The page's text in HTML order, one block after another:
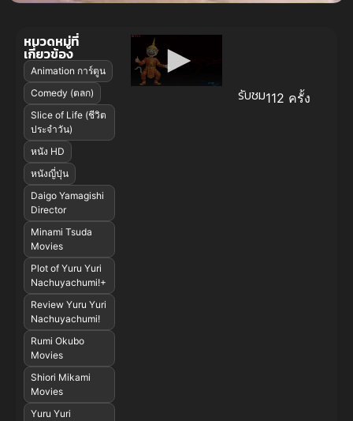
รับชม112 ครั้ง
หมวดหมู่ที่
เกี่ยวข้อง
Animation การ์ตูน
Comedy (ตลก)
Slice of Life (ชีวิต
ประจำวัน)
หนัง HD
หนังญี่ปุ่น
Daigo Yamagishi
Director
Minami Tsuda
Movies
Plot of Yuru Yuri
Nachuyachumi!+
Review Yuru Yuri
Nachuyachumi!
Rumi Okubo
Movies
Shiori Mikami
Movies
Yuru Yuri